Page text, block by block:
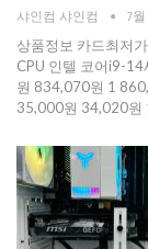
샤인컴 샤인컴 7
상품정보 카드최저
CPU 인텔 코어i9-
원 834,070원 1
35,000원 34,020원